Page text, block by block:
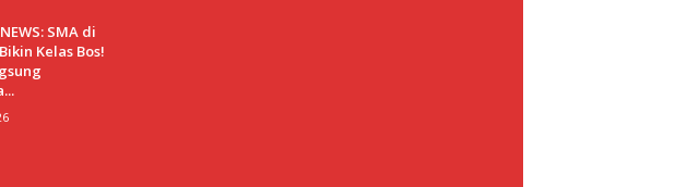
SMA di
Kelas Bos!